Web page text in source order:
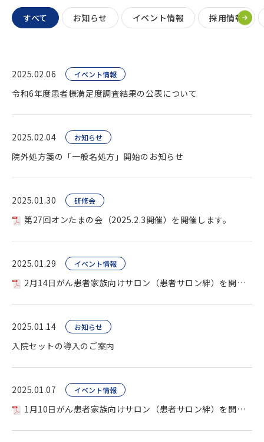
すべて お知らせ イベント情報 採用情報
2025.02.06 イベント情報
令和6年度患者様満足度調査結果の公表について
2025.02.04 お知らせ
院外処方箋の「一般名処方」開始のお知らせ
2025.01.30 研修会
第27回オンたまの会（2025.2.3開催）を開催します。
2025.01.29 イベント情報
2月14日がん患者家族向けサロン（患者サロン絆）を開催します
2025.01.14 お知らせ
入院セットの導入のご案内
2025.01.07 イベント情報
1月10日がん患者家族向けサロン（患者サロン絆）を開催します